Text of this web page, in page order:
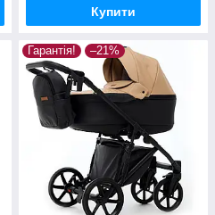
Купити
Гарантія! –21%